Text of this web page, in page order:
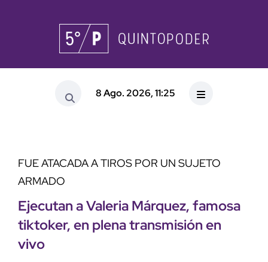
8 Ago. 2026, 11:25
FUE ATACADA A TIROS POR UN SUJETO
ARMADO
Ejecutan a Valeria Márquez, famosa
tiktoker, en plena transmisión en
vivo